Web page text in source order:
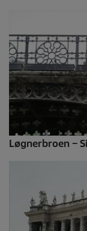
Løgnerbroen –